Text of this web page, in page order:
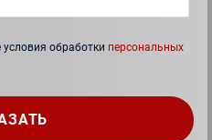
обработки персональных